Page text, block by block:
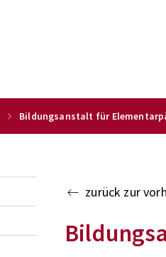
Bildungsanstalt für
zurück zur